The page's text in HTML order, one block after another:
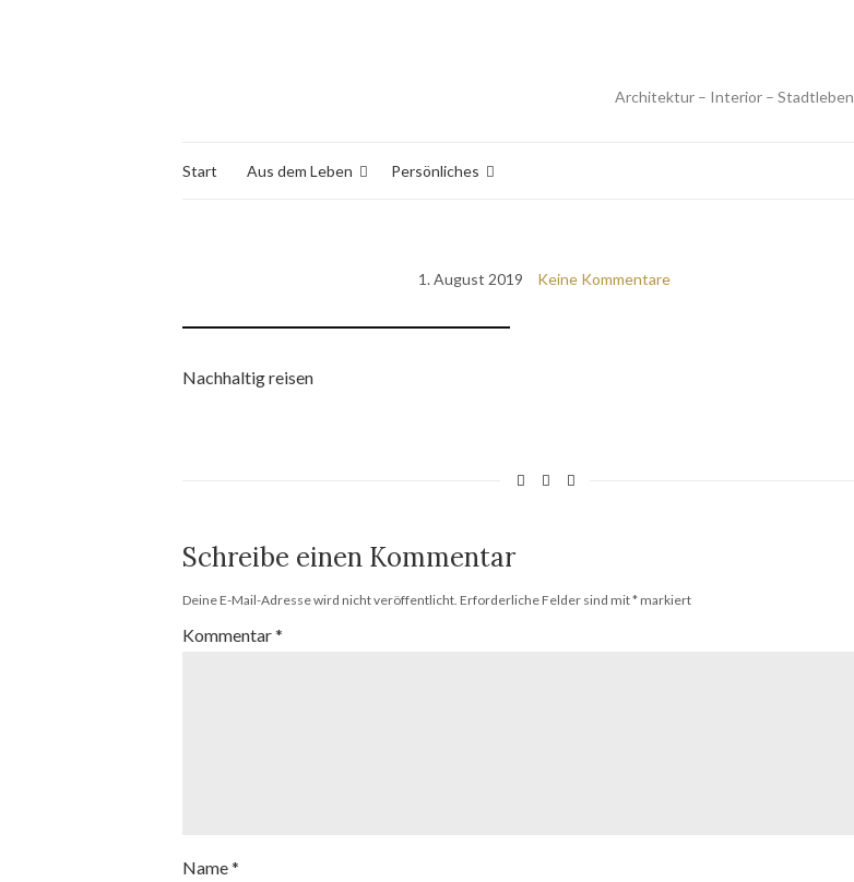
Architektur – Interior – Stadtleben
Start Aus dem Leben Persönliches
1. August 2019 Keine Kommentare
Nachhaltig reisen
Schreibe einen Kommentar
Deine E-Mail-Adresse wird nicht veröffentlicht. Erforderliche Felder sind mit*markiert
Kommentar*
Name*